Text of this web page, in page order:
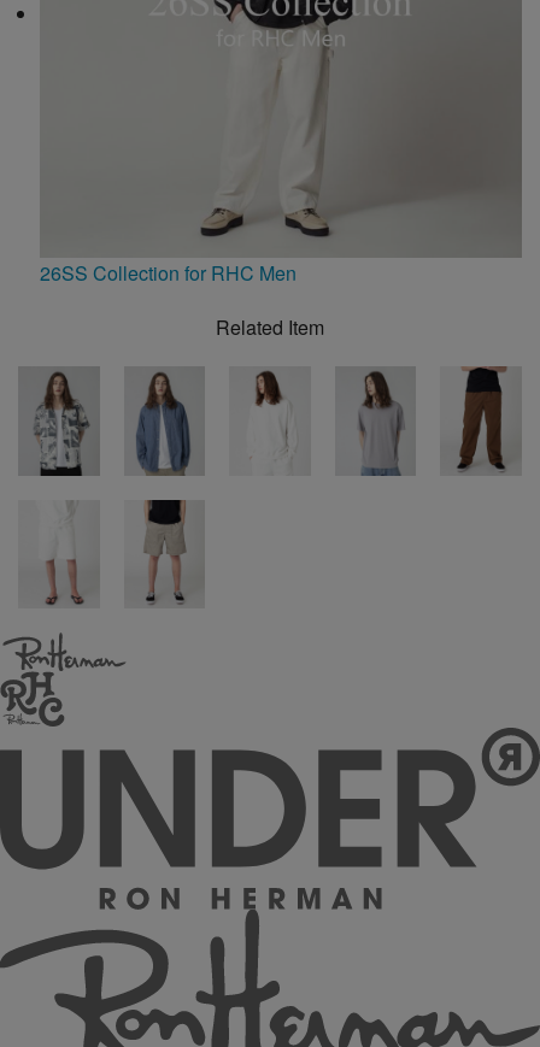
26SS Collection for RHC Men
Related Item